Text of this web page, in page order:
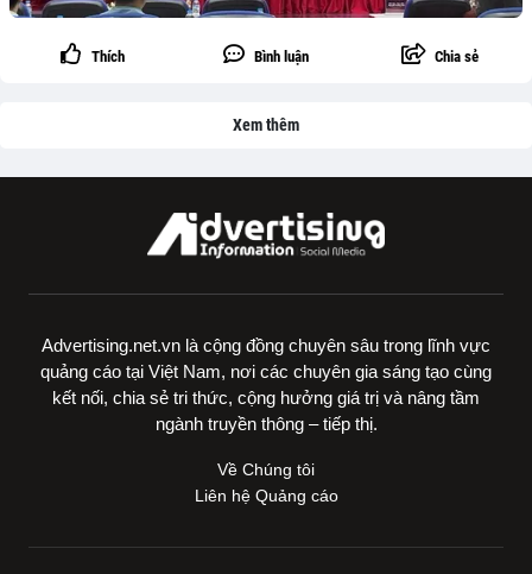
Thích Bình luận Chia sẻ
Xem thêm
Advertising.net.vn là cộng đồng chuyên sâu trong lĩnh vực
quảng cáo tại Việt Nam, nơi các chuyên gia sáng tạo cùng
kết nối, chia sẻ tri thức, cộng hưởng giá trị và nâng tầm
ngành truyền thông – tiếp thị.
Về Chúng tôi
Liên hệ Quảng cáo